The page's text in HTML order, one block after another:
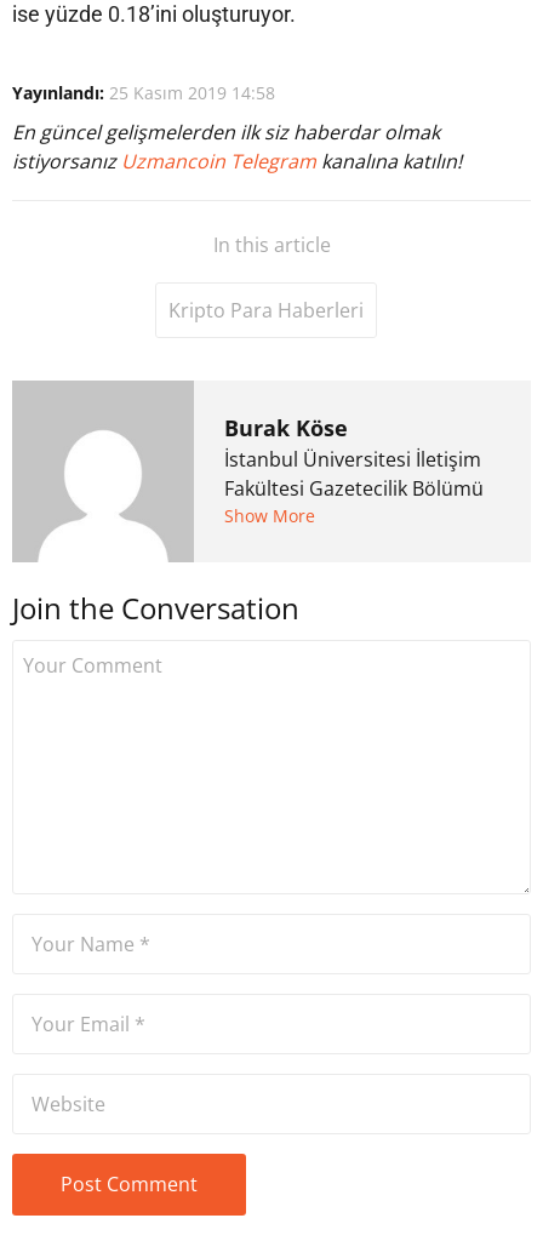
ise yüzde 0.18’ini oluşturuyor.
Yayınlandı: 25 Kasım 2019 14:58
En güncel gelişmelerden ilk siz haberdar olmak
istiyorsanız Uzmancoin Telegram kanalına katılın!
In this article
Kripto Para Haberleri
Burak Köse
İstanbul Üniversitesi İletişim
Fakültesi Gazetecilik Bölümü
mezunu. 6 yıl ana akım
kurdu. 2017'nin Mayıs ayından
Show More
Join the Conversation